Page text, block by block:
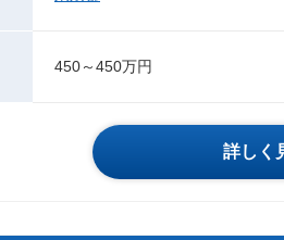
450～450万円
詳しく